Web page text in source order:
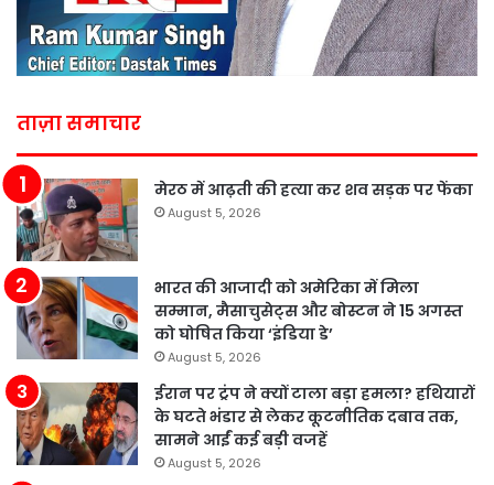
ताज़ा समाचार
मेरठ में आढ़ती की हत्या कर शव सड़क पर फेंका
August 5, 2026
भारत की आजादी को अमेरिका में मिला
सम्मान, मैसाचुसेट्स और बोस्टन ने 15 अगस्त
को घोषित किया ‘इंडिया डे’
August 5, 2026
ईरान पर ट्रंप ने क्यों टाला बड़ा हमला? हथियारों
के घटते भंडार से लेकर कूटनीतिक दबाव तक,
सामने आईं कई बड़ी वजहें
August 5, 2026